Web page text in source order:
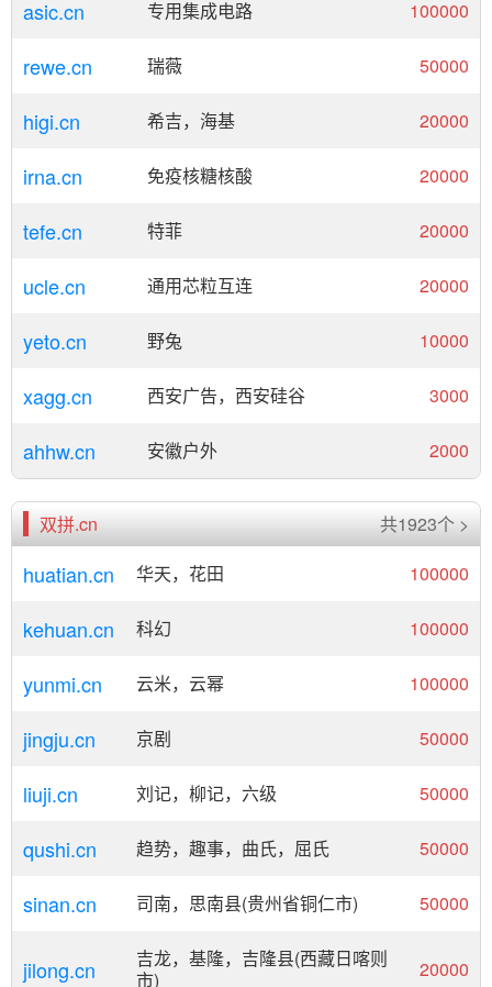
asic.cn 专用集成电路 100000
rewe.cn 瑞薇 50000
higi.cn 希吉，海基 20000
irna.cn 免疫核糖核酸 20000
tefe.cn 特菲 20000
ucle.cn 通用芯粒互连 20000
yeto.cn 野兔 10000
xagg.cn 西安广告，西安硅谷 3000
ahhw.cn 安徽户外 2000
双拼.cn 共1923个 >
huatian.cn 华天，花田 100000
kehuan.cn 科幻 100000
yunmi.cn 云米，云幂 100000
jingju.cn 京剧 50000
liuji.cn 刘记，柳记，六级 50000
qushi.cn 趋势，趣事，曲氏，屈氏 50000
sinan.cn 司南，思南县(贵州省铜仁市) 50000
jilong.cn
吉龙，基隆，吉隆县(西藏日喀则
市)
20000